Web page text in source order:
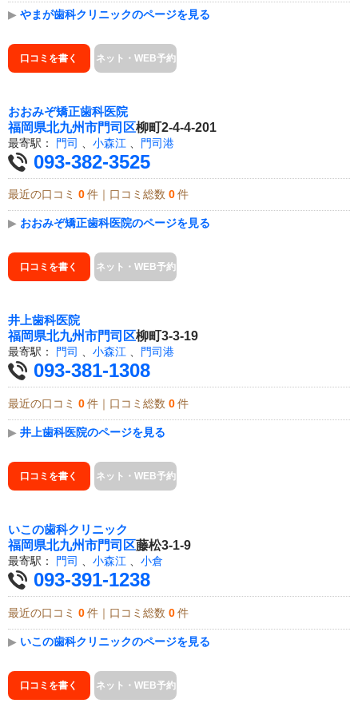
▶ やまが歯科クリニックのページを見る
口コミを書く ネット・WEB予約
おおみぞ矯正歯科医院
福岡県北九州市門司区柳町2-4-4-201
最寄駅： 門司 小森江 門司港
093-382-3525
最近の口コミ 0 件｜口コミ総数 0 件
▶ おおみぞ矯正歯科医院のページを見る
口コミを書く ネット・WEB予約
井上歯科医院
福岡県北九州市門司区柳町3-3-19
最寄駅： 門司 、 小森江 、 門司港
093-381-1308
最近の口コミ 0 件｜口コミ総数 0 件
▶ 井上歯科医院のページを見る
口コミを書く ネット・WEB予約
いこの歯科クリニック
福岡県北九州市門司区藤松3-1-9
最寄駅： 門司 小森江 小倉
093-391-1238
最近の口コミ 0 件｜口コミ総数 0 件
▶ いこの歯科クリニックのページを見る
口コミを書く ネット・WEB予約